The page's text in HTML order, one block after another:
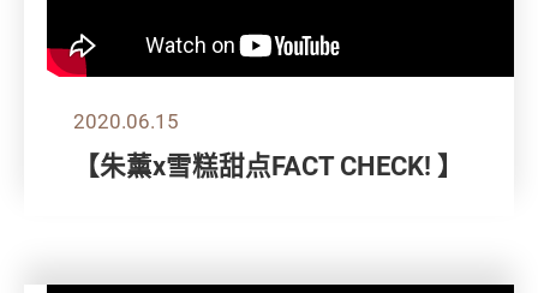
2020.06.15
【朱薰x雪糕甜点FACT CHECK! 】